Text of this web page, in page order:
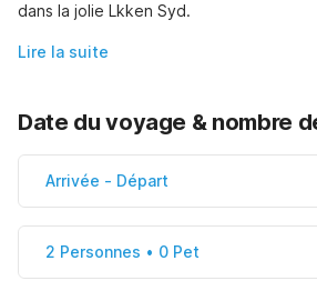
dans la jolie Lkken Syd.
Lire la suite
Date du voyage & nombre
Arrivée - Départ
2 Personnes • 0 Pet